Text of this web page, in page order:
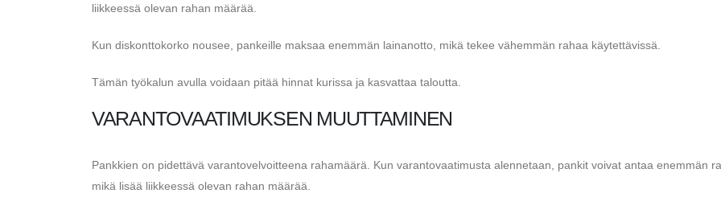
liikkeessä olevan rahan määrää.
Kun diskonttokorko nousee, pankeille maksaa enemmän lainanotto, mikä tekee vähemmän rahaa käytettävissä.
Tämän työkalun avulla voidaan pitää hinnat kurissa ja kasvattaa taloutta.
VARANTOVAATIMUKSEN MUUTTAMINEN
Pankkien on pidettävä varantovelvoitteena rahamäärä. Kun varantovaatimusta alennetaan, pankit voivat antaa enemmän
mikä lisää liikkeessä olevan rahan määrää.